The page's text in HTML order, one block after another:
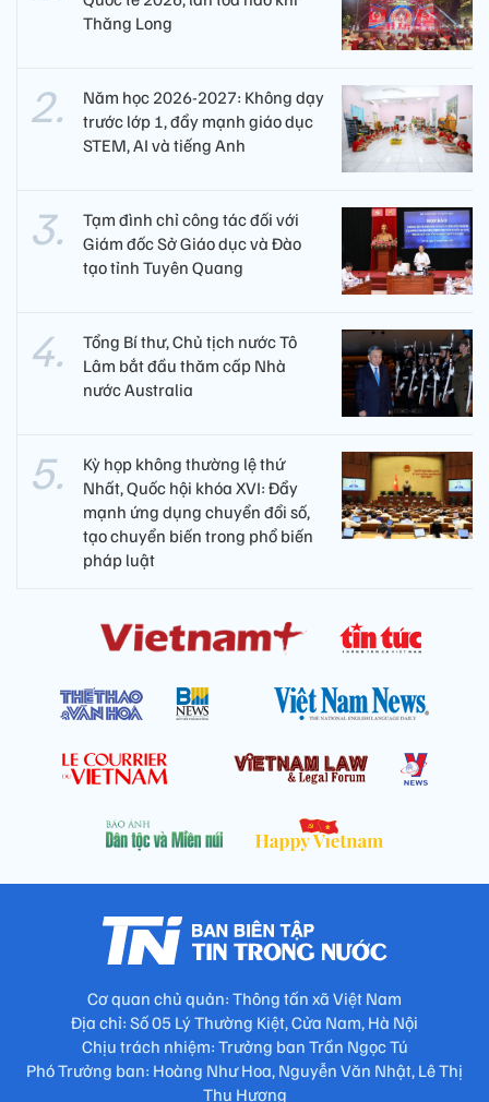
Thăng Long
Năm học 2026-2027: Không dạy
trước lớp 1, đẩy mạnh giáo dục
STEM, AI và tiếng Anh
Tạm đình chỉ công tác đối với
Giám đốc Sở Giáo dục và Đào
tạo tỉnh Tuyên Quang
Tổng Bí thư, Chủ tịch nước Tô
Lâm bắt đầu thăm cấp Nhà
nước Australia
Kỳ họp không thường lệ thứ
Nhất, Quốc hội khóa XVI: Đẩy
mạnh ứng dụng chuyển đổi số,
tạo chuyển biến trong phổ biến
pháp luật
Cơ quan chủ quản: Thông tấn xã Việt Nam
Địa chỉ: Số 05 Lý Thường Kiệt, Cửa Nam, Hà Nội